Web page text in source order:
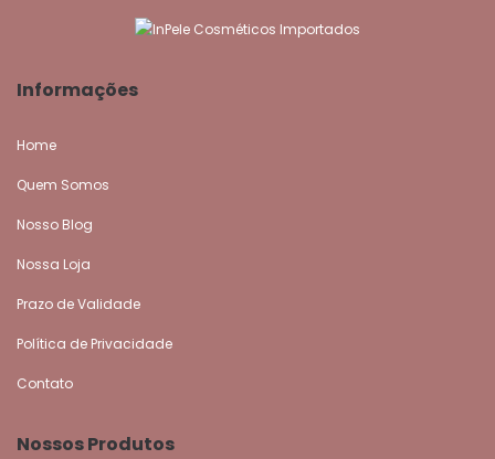
Informações
Home
Quem Somos
Nosso Blog
Nossa Loja
Prazo de Validade
Política de Privacidade
Contato
Nossos Produtos